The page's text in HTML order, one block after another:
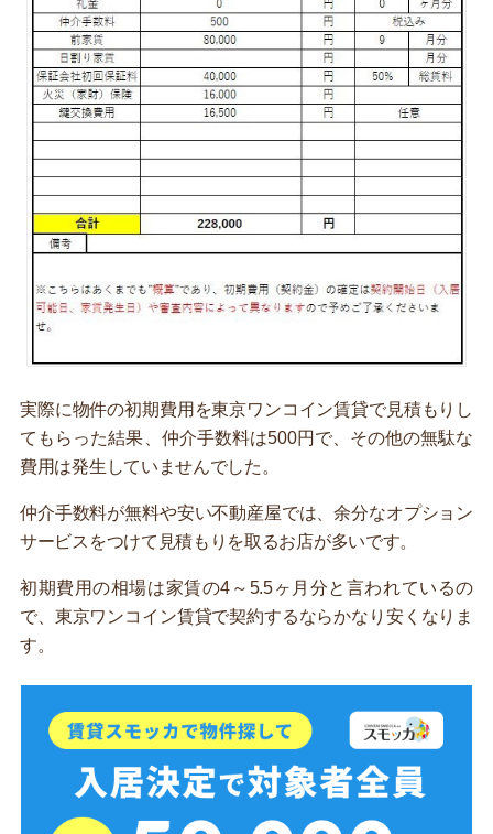
実際に物件の初期費用を東京ワンコイン賃貸で見積もりし
てもらった結果、仲介手数料は500円で、その他の無駄な
費用は発生していませんでした。
仲介手数料が無料や安い不動産屋では、余分なオプション
サービスをつけて見積もりを取るお店が多いです。
初期費用の相場は家賃の4～5.5ヶ月分と言われているの
で、東京ワンコイン賃貸で契約するならかなり安くなりま
す。